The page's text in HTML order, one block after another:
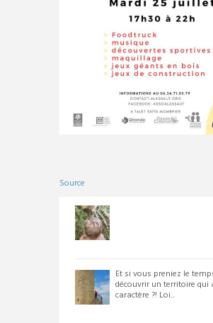
Source
Et si vous preniez le
découvrir un territoire qui
caractère ?! Loi...